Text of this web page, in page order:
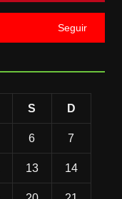
Seguir
S D
6 7
13 14